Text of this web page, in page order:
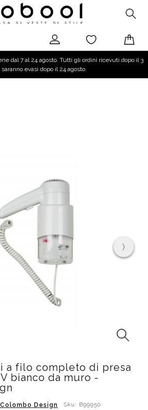
dal 7 al 24 agosto. Tutti gli ordini ricevuti dopo il 3
saranno evasi dopo il 24 agosto.
a filo completo di presa
bianco da muro -
Colombo Design Sku: B99950